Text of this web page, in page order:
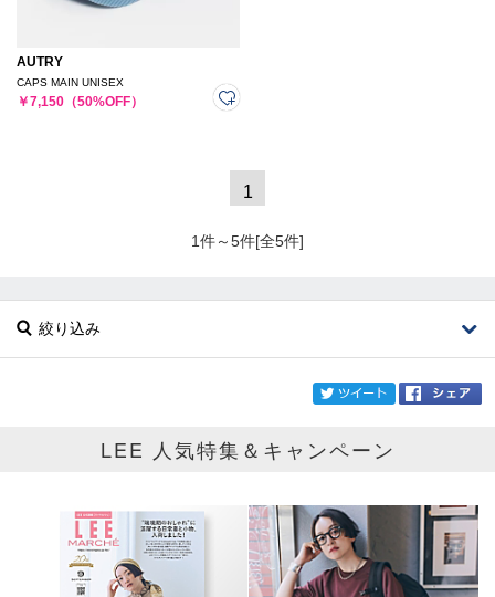
AUTRY
CAPS MAIN UNISEX
￥7,150（50%OFF）
1
1件～5件[全5件]
絞り込み
カテゴリ
LEE 人気特集＆キャンペーン